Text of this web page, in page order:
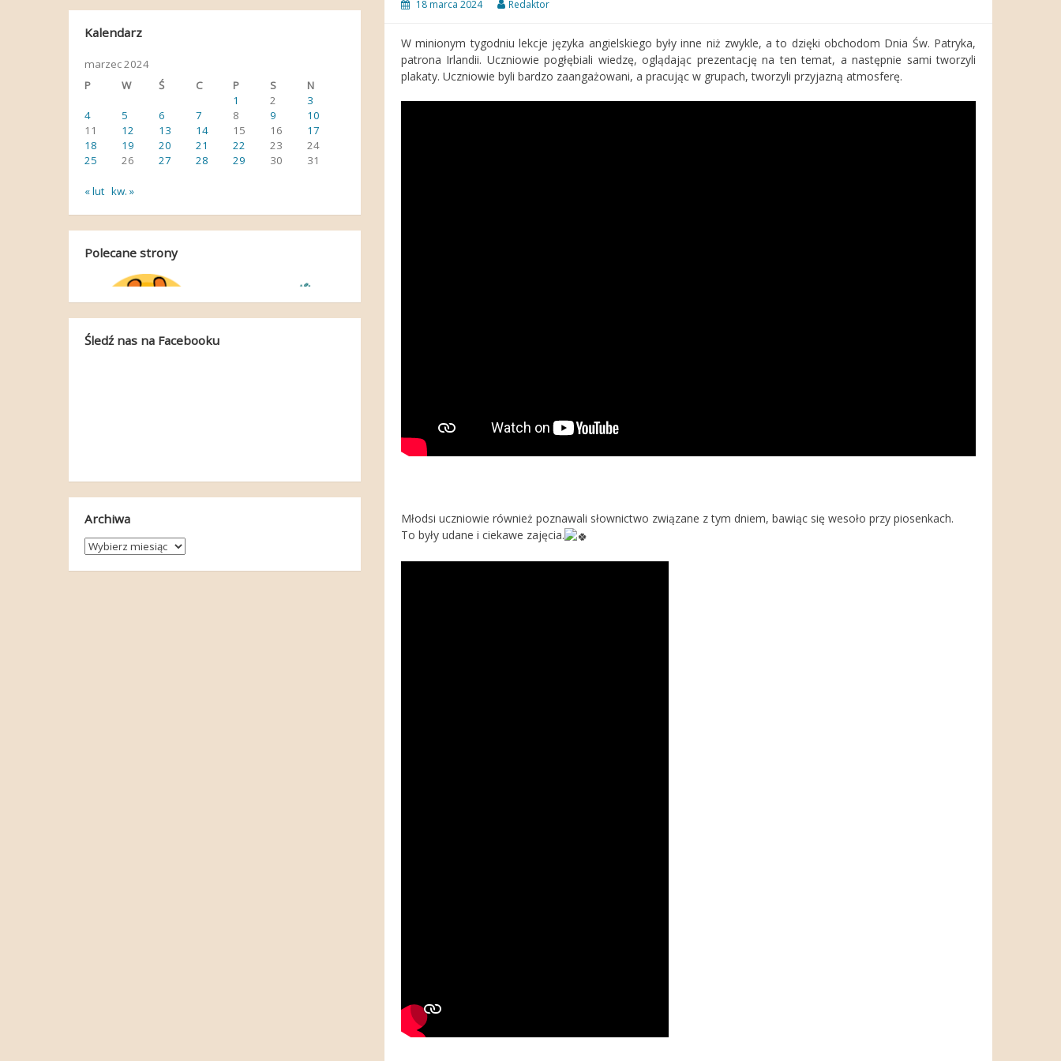
18 marca 2024 Redaktor
W minionym tygodniu lekcje języka angielskiego były inne niż zwykle, a to dzięki obchodom Dnia Św. Patryka,
patrona Irlandii. Uczniowie pogłębiali wiedzę, oglądając prezentację na ten temat, a następnie sami tworzyli
plakaty. Uczniowie byli bardzo zaangażowani, a pracując w grupach, tworzyli przyjazną atmosferę.
Młodsi uczniowie również poznawali słownictwo związane z tym dniem, bawiąc się wesoło przy piosenkach.
To były udane i ciekawe zajęcia.
Kalendarz
marzec 2024
P
W Ś C P S
N
1
2
3
4
5 6 7 8 9
10
11
12 13 14 15 16
17
18
19 20 21 22 23
24
25
26 27 28 29 30 31
« lut kw. »
Polecane strony
Śledź nas na Facebooku
Archiwa
Archiwa